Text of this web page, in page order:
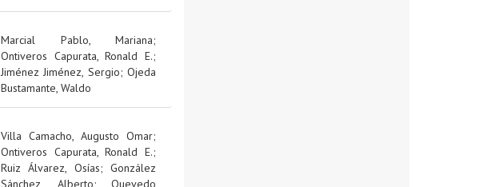
Marcial Pablo, Mariana;
Ontiveros Capurata, Ronald E.;
Jiménez Jiménez, Sergio;Ojeda
Bustamante, Waldo
Villa Camacho, Augusto Omar;
Ontiveros Capurata, Ronald E.;
Ruiz Álvarez, Osías;González
Sánchez, Alberto; Quevedo